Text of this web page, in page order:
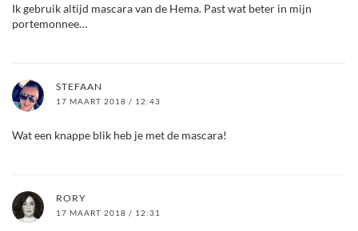
Ik gebruik altijd mascara van de Hema. Past wat beter in mijn
portemonnee…
STEFAAN
17 MAART 2018 / 12:43
Wat een knappe blik heb je met de mascara!
RORY
17 MAART 2018 / 12:31